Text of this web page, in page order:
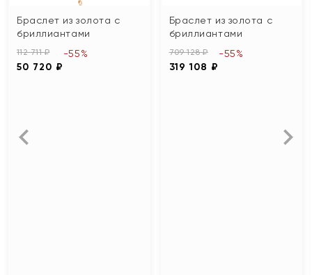
Браслет из золота с
бриллиантами
112 711 ₽
50 720 ₽
-55%
Браслет из золота с
бриллиантами
709 128 ₽
319 108 ₽
-55%